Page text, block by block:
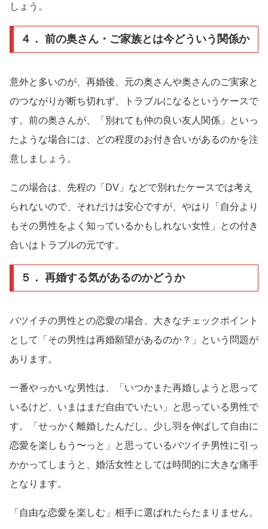
しょう。
４． 前の奥さん・ご家族とは今どういう関係か
意外と多いのが、再婚後、元の奥さんや奥さんのご実家と
のつながりが断ち切れず、トラブルになるというケースで
す。前の奥さんが、「別れても仲の良い友人関係」といっ
たような場合には、どの程度のお付き合いがあるのかを注
意しましょう。
この場合は、先程の「DV」などで別れたケースでは考え
られないので、それだけは安心ですが、やはり「自分より
もその男性をよく知っているかもしれない女性」との付き
合いはトラブルの元です。
５． 再婚する気があるのかどうか
バツイチの男性との恋愛の場合、大きなチェックポイント
として「その男性は再婚願望があるのか？」という問題が
あります。
一番やっかいな男性は、「いつかまた再婚しようと思って
いるけど、いまはまだ自由でいたい」と思っている男性で
す。「せっかく離婚したんだし、少し羽を伸ばして自由に
恋愛を楽しもう〜っと」と思っているバツイチ男性に引っ
かかってしまうと、婚活女性としては時間的に大きな痛手
となります。
「自由な恋愛を楽しむ」相手に選ばれたらたまりません。